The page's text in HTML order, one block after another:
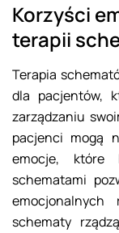
Korzyści
terapii
Terapia
dla pacjentów,
zarządzaniu
pacjenci mogą
emocje, które
schematami
schematy